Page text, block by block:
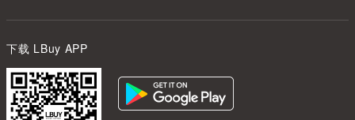
下载 LBuy APP